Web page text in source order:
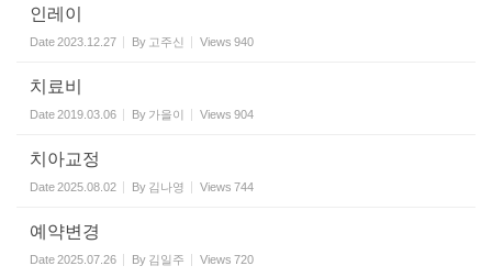
인레이
Date2023.12.27 By 고주신 Views 940
치료비
Date2019.03.06 By 가을이 Views 904
치아교정
Date2025.08.02 By 김나영 Views 744
예약변경
Date2025.07.26 By 김일주 Views 720